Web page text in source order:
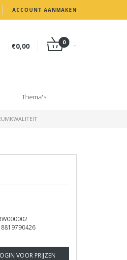
ACCOUNT AANMAKEN
€0,00 0
Thema's
VOOR PRIJZEN